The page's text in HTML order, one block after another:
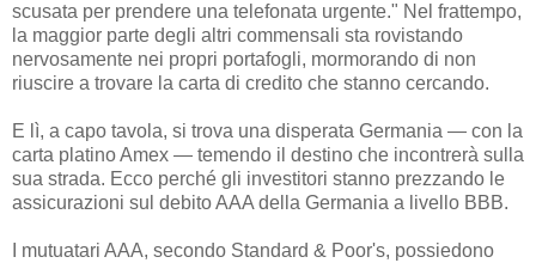
scusata per prendere una telefonata urgente." Nel frattempo,
la maggior parte degli altri commensali sta rovistando
nervosamente nei propri portafogli, mormorando di non
riuscire a trovare la carta di credito che stanno cercando.
E lì, a capo tavola, si trova una disperata Germania — con la
carta platino Amex — temendo il destino che incontrerà sulla
sua strada. Ecco perché gli investitori stanno prezzando le
assicurazioni sul debito AAA della Germania a livello BBB.
I mutuatari AAA, secondo Standard & Poor's, possiedono